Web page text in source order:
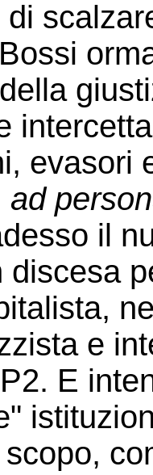
evasori
ad
il
discesa
e
E